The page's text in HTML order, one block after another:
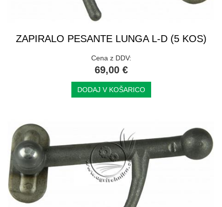
ZAPIRALO PESANTE LUNGA L-D (5 KOS)
Cena z DDV:
69,00 €
DODAJ V KOŠARICO